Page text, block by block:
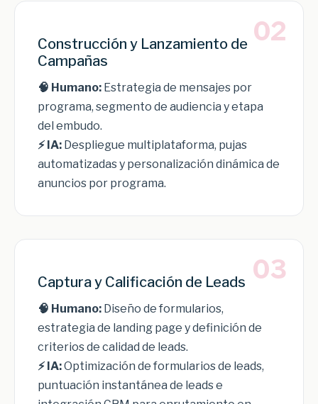
02
Construcción y Lanzamiento de
Campañas
🧠 Humano: Estrategia de mensajes por
programa, segmento de audiencia y etapa
del embudo.
⚡ IA: Despliegue multiplataforma, pujas
automatizadas y personalización dinámica de
anuncios por programa.
03
Captura y Calificación de Leads
🧠 Humano: Diseño de formularios,
estrategia de landing page y definición de
criterios de calidad de leads.
⚡ IA:Optimización de formularios de leads,
puntuación instantánea de leads e